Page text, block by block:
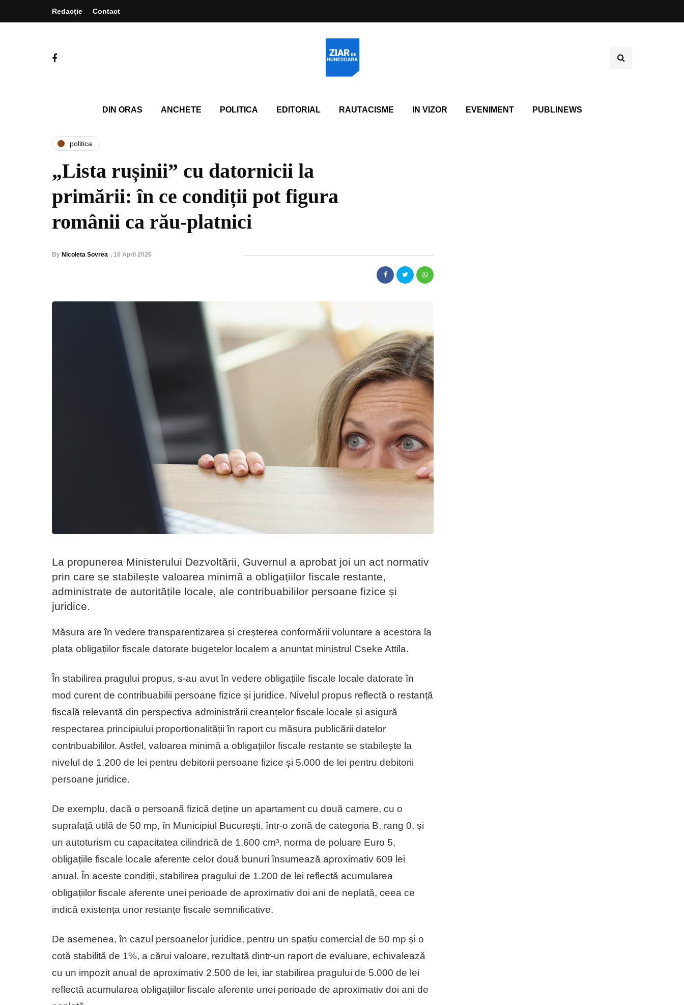
Redacție Contact
DIN ORAS ANCHETE POLITICA EDITORIAL RAUTACISME IN VIZOR EVENIMENT PUBLINEWS
politica
„Lista rușinii” cu datornicii la
primării: în ce condiții pot figura
românii ca rău-platnici
By Nicoleta Sovrea , 16 April 2026
La propunerea Ministerului Dezvoltării, Guvernul a aprobat joi un act normativ
prin care se stabilește valoarea minimă a obligațiilor fiscale restante,
administrate de autoritățile locale, ale contribuabililor persoane fizice și
juridice.
Măsura are în vedere transparentizarea și creșterea conformării voluntare a acestora la
plata obligațiilor fiscale datorate bugetelor localem a anunțat ministrul Cseke Attila.
În stabilirea pragului propus, s-au avut în vedere obligațiile fiscale locale datorate în
mod curent de contribuabilii persoane fizice și juridice. Nivelul propus reflectă o restanță
fiscală relevantă din perspectiva administrării creanțelor fiscale locale și asigură
respectarea principiului proporționalității în raport cu măsura publicării datelor
contribuabililor. Astfel, valoarea minimă a obligațiilor fiscale restante se stabilește la
nivelul de 1.200 de lei pentru debitorii persoane fizice și 5.000 de lei pentru debitorii
persoane juridice.
De exemplu, dacă o persoană fizică deține un apartament cu două camere, cu o
suprafață utilă de 50 mp, în Municipiul București, într-o zonă de categoria B, rang 0, și
un autoturism cu capacitatea cilindrică de 1.600 cm³, norma de poluare Euro 5,
obligațiile fiscale locale aferente celor două bunuri însumează aproximativ 609 lei
anual. În aceste condiții, stabilirea pragului de 1.200 de lei reflectă acumularea
obligațiilor fiscale aferente unei perioade de aproximativ doi ani de neplată, ceea ce
indică existența unor restanțe fiscale semnificative.
De asemenea, în cazul persoanelor juridice, pentru un spațiu comercial de 50 mp și o
cotă stabilită de 1%, a cărui valoare, rezultată dintr-un raport de evaluare, echivalează
cu un impozit anual de aproximativ 2.500 de lei, iar stabilirea pragului de 5.000 de lei
reflectă acumularea obligațiilor fiscale aferente unei perioade de aproximativ doi ani de